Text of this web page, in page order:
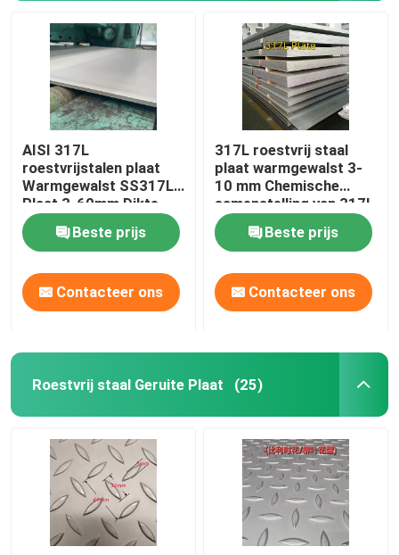
AISI 317L
roestvrijstalen plaat
Warmgewalst SS317L
Plaat 3-60mm Dikte
1500mm-2000mm
BreedteBeste prijs
Contacteer ons
317L roestvrij staal
plaat warmgewalst 3-
10 mm Chemische
samenstelling van 317l
roestvrij staal
Beste prijs
Contacteer ons
Roestvrij staal Geruite Plaat (25)